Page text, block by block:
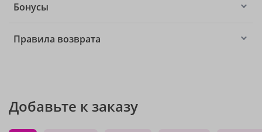
Бонусы
Правила возврата
Добавьте к заказу